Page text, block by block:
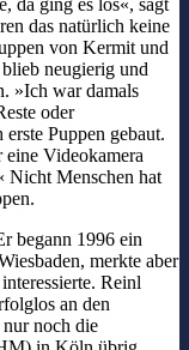
das natürlich keine
von Kermit und
neugierig und
»Ich war damals
oder
Puppen gebaut.
eine Videokamera
Nicht Menschen hat
begann 1996 ein
merkte aber
Reinl
an den
noch die